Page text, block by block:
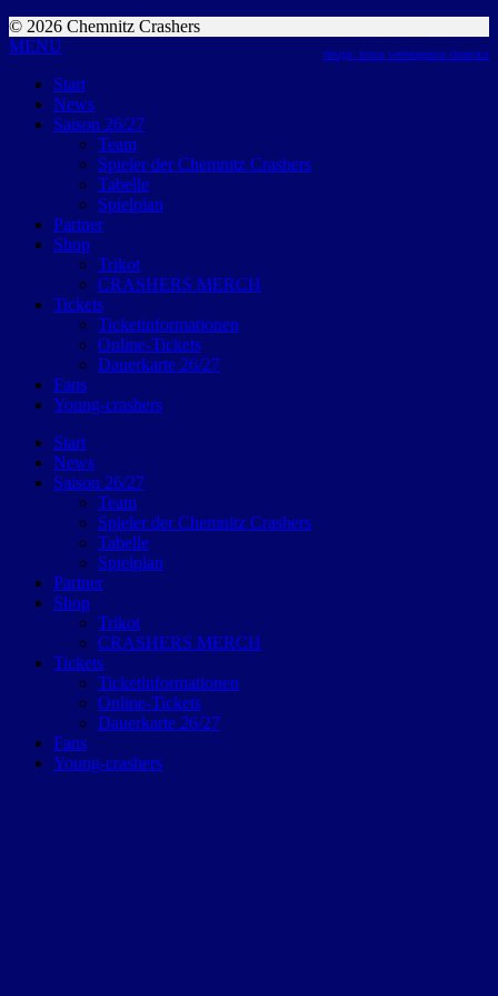
© 2026 Chemnitz Crashers
design: future werbeagentur chemnitz
MENU
Start
News
Saison 26/27
Team
Spieler der Chemnitz Crashers
Tabelle
Spielplan
Partner
Shop
Trikot
CRASHERS MERCH
Tickets
Ticketinformationen
Online-Tickets
Dauerkarte 26/27
Fans
Young-crashers
Start
News
Saison 26/27
Team
Spieler der Chemnitz Crashers
Tabelle
Spielplan
Partner
Shop
Trikot
CRASHERS MERCH
Tickets
Ticketinformationen
Online-Tickets
Dauerkarte 26/27
Fans
Young-crashers